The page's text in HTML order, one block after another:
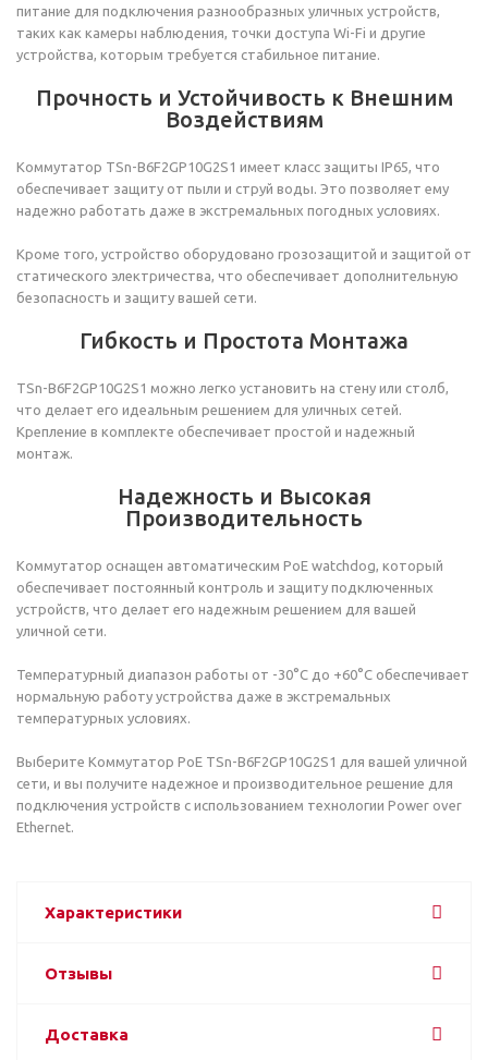
питание для подключения разнообразных уличных устройств,
таких как камеры наблюдения, точки доступа Wi-Fi и другие
устройства, которым требуется стабильное питание.
Прочность и Устойчивость к Внешним
Воздействиям
Коммутатор TSn-B6F2GP10G2S1 имеет класс защиты IP65, что
обеспечивает защиту от пыли и струй воды. Это позволяет ему
надежно работать даже в экстремальных погодных условиях.
Кроме того, устройство оборудовано грозозащитой и защитой от
статического электричества, что обеспечивает дополнительную
безопасность и защиту вашей сети.
Гибкость и Простота Монтажа
TSn-B6F2GP10G2S1 можно легко установить на стену или столб,
что делает его идеальным решением для уличных сетей.
Крепление в комплекте обеспечивает простой и надежный
монтаж.
Надежность и Высокая
Производительность
Коммутатор оснащен автоматическим PoE watchdog, который
обеспечивает постоянный контроль и защиту подключенных
устройств, что делает его надежным решением для вашей
уличной сети.
Температурный диапазон работы от -30°С до +60°С обеспечивает
нормальную работу устройства даже в экстремальных
температурных условиях.
Выберите Коммутатор PoE TSn-B6F2GP10G2S1 для вашей уличной
сети, и вы получите надежное и производительное решение для
подключения устройств с использованием технологии Power over
Ethernet.
Характеристики
Отзывы
Доставка